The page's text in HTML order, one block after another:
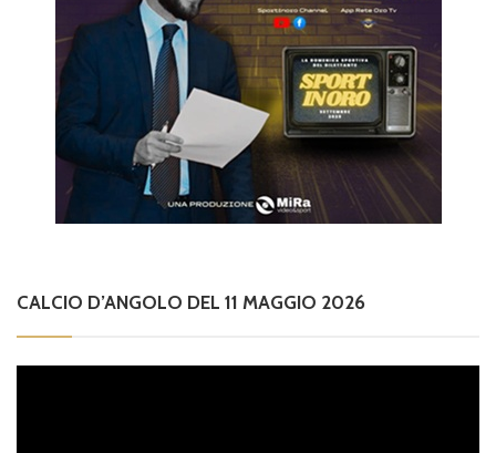
CALCIO D’ANGOLO DEL 11 MAGGIO 2026